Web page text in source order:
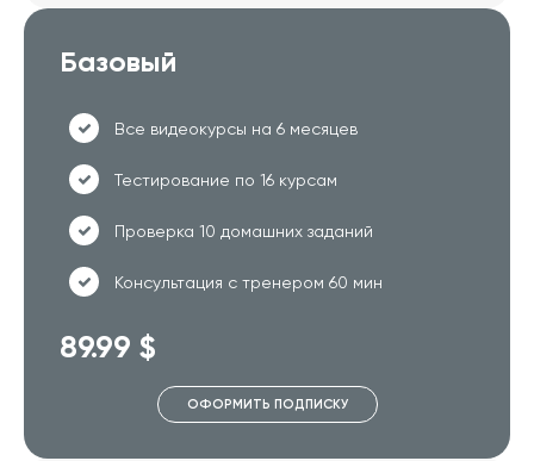
Базовый
Все видеокурсы на 6 месяцев
Тестирование по 16 курсам
Проверка 10 домашних заданий
Консультация с тренером 60 мин
89.99 $
ОФОРМИТЬ ПОДПИСКУ